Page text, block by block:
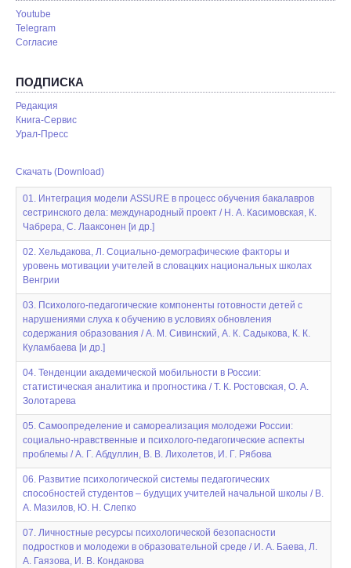
Youtube
Telegram
Согласие
ПОДПИСКА
Редакция
Книга-Сервис
Урал-Пресс
Скачать (Download)
01. Интеграция модели ASSURE в процесс обучения бакалавров
сестринского дела: международный проект / Н. А. Касимовская, К.
Чабрера, С. Лааксонен [и др.]
02. Хельдакова, Л. Социально-демографические факторы и
уровень мотивации учителей в словацких национальных школах
Венгрии
03. Психолого-педагогические компоненты готовности детей с
нарушениями слуха к обучению в условиях обновления
содержания образования / А. М. Сивинский, А. К. Садыкова, К. К.
Куламбаева [и др.]
04. Тенденции академической мобильности в России:
статистическая аналитика и прогностика / Т. К. Ростовская, О. А.
Золотарева
05. Самоопределение и самореализация молодежи России:
социально-нравственные и психолого-педагогические аспекты
проблемы / А. Г. Абдуллин, В. В. Лихолетов, И. Г. Рябова
06. Развитие психологической системы педагогических
способностей студентов – будущих учителей начальной школы / В.
А. Мазилов, Ю. Н. Слепко
07. Личностные ресурсы психологической безопасности
подростков и молодежи в образовательной среде / И. А. Баева, Л.
А. Гаязова, И. В. Кондакова